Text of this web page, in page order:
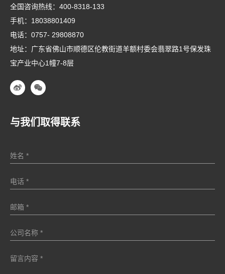
全国咨询热线： 400-8318-133
手机： 18038801409
电话： 0757- 29808870
地址：广东省佛山市顺德区伦教街道羊额村委会翡翠路1号保发珠
宝产业中心1幢7-8层
与我们取得联系